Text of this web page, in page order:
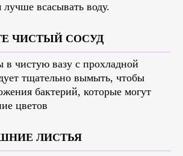
всасывать воду.
ЧИСТЫЙ СОСУД
чистую вазу с прохладной
тщательно вымыть, чтобы
бактерий, которые могут
цветов
ЛИСТЬЯ